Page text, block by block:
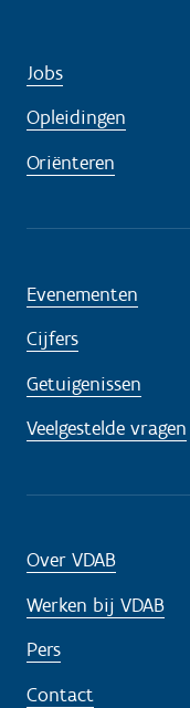
Jobs
Opleidingen
Oriënteren
Evenementen
Cijfers
Getuigenissen
Veelgestelde vragen
Over VDAB
Werken bij VDAB
Pers
Contact